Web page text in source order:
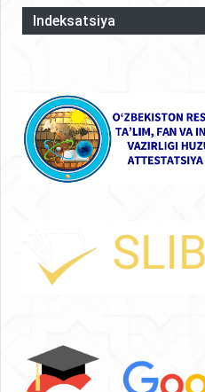
Indeksatsiya